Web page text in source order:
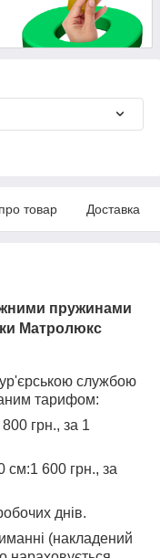
товар Доставка
пружинами
Матролюкс
службою
тарифом:
грн., за 1
600 грн., за
днів.
(накладений